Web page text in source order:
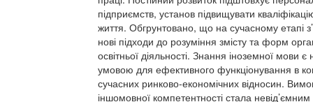
підприємств, установ підвищувати
життя. Обгрунтовано, що на сучасному етапі
нові підходи до розуміння змісту та форм
освітньої діяльності. Знання іноземної мови
умовою для ефективного функціонування в
сучасних ринково-економічних відносин.
іншомовної компетентності стала невід’ємним